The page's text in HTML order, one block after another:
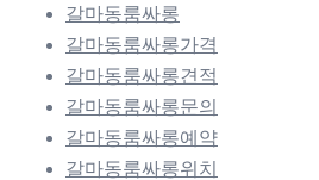
갈마동룸싸롱
갈마동룸싸롱가격
갈마동룸싸롱견적
갈마동룸싸롱문의
갈마동룸싸롱예약
갈마동룸싸롱위치